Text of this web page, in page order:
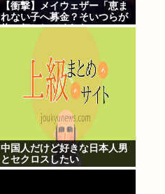
【衝撃】メイウェザー「恵ま
れない子へ募金？そいつらが
俺に何かしてくれたの
中国人だけど好きな日本人男
とセクロスしたい